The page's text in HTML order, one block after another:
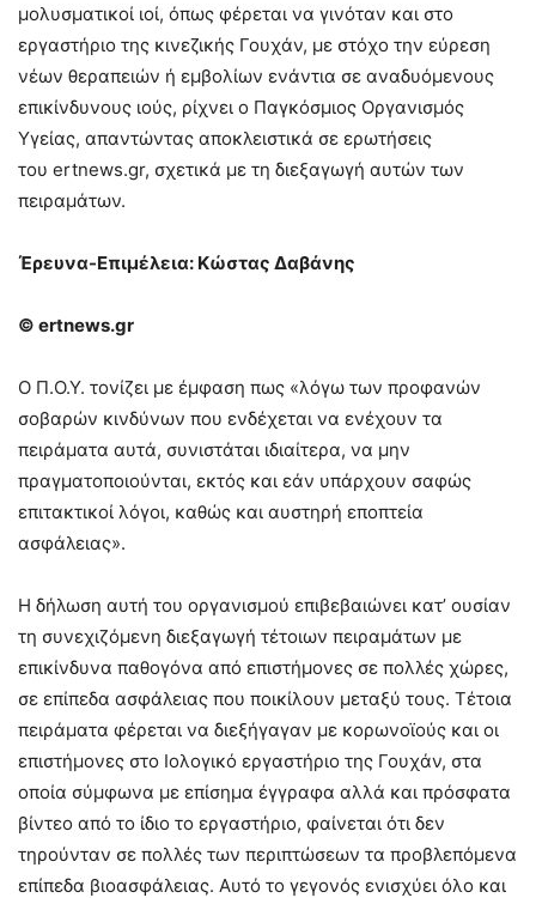
μολυσματικοί ιοί, όπως φέρεται να γινόταν και στο
εργαστήριο της κινεζικής Γουχάν, με στόχο την εύρεση
νέων θεραπειών ή εμβολίων ενάντια σε αναδυόμενους
επικίνδυνους ιούς, ρίχνει ο Παγκόσμιος Οργανισμός
Υγείας, απαντώντας αποκλειστικά σε ερωτήσεις
του ertnews.gr, σχετικά με τη διεξαγωγή αυτών των
πειραμάτων.
Έρευνα-Επιμέλεια: Κώστας Δαβάνης
© ertnews.gr
Ο Π.Ο.Υ. τονίζει με έμφαση πως «λόγω των προφανών
σοβαρών κινδύνων που ενδέχεται να ενέχουν τα
πειράματα αυτά, συνιστάται ιδιαίτερα, να μην
πραγματοποιούνται, εκτός και εάν υπάρχουν σαφώς
επιτακτικοί λόγοι, καθώς και αυστηρή εποπτεία
ασφάλειας».
Η δήλωση αυτή του οργανισμού επιβεβαιώνει κατ’ ουσίαν
τη συνεχιζόμενη διεξαγωγή τέτοιων πειραμάτων με
επικίνδυνα παθογόνα από επιστήμονες σε πολλές χώρες,
σε επίπεδα ασφάλειας που ποικίλουν μεταξύ τους. Τέτοια
πειράματα φέρεται να διεξήγαγαν με κορωνoϊούς και οι
επιστήμονες στο Ιολογικό εργαστήριο της Γουχάν, στα
οποία σύμφωνα με επίσημα έγγραφα αλλά και πρόσφατα
βίντεο από το ίδιο το εργαστήριο, φαίνεται ότι δεν
τηρούνταν σε πολλές των περιπτώσεων τα προβλεπόμενα
επίπεδα βιοασφάλειας. Αυτό το γεγονός ενισχύει όλο και